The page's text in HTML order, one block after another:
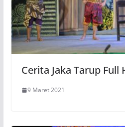
Cerita Jaka Tarup Full
9 Maret 2021